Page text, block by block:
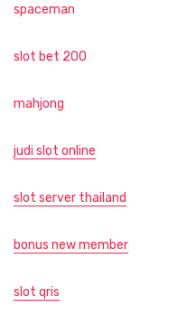
spaceman
slot bet 200
mahjong
judi slot online
slot server thailand
bonus new member
slot qris